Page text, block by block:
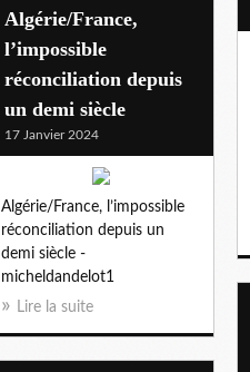
Algérie/France,
l’impossible
réconciliation depuis
un demi siècle
17 Janvier 2024
Algérie/France, l’impossible
réconciliation depuis un
demi siècle -
micheldandelot1
Lire la suite